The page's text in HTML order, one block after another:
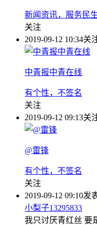
新闻资讯，服务民
关注
2019-09-12 10:34关
中青报中青在线
有个性，不签名
关注
2019-09-12 09:13关
@雷锋
有个性，不签名
关注
2019-09-12 09:10发
小梨子13295833
我只讨厌青红丝 要